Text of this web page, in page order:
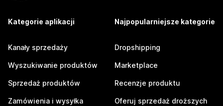
Kategorie aplikacji
Kanały sprzedaży
Wyszukiwanie produktów
Sprzedaż produktów
Zamówienia i wysyłka
Najpopularniejsze kategorie
Dropshipping
Marketplace
Recenzje produktu
Oferuj sprzedaż droższych